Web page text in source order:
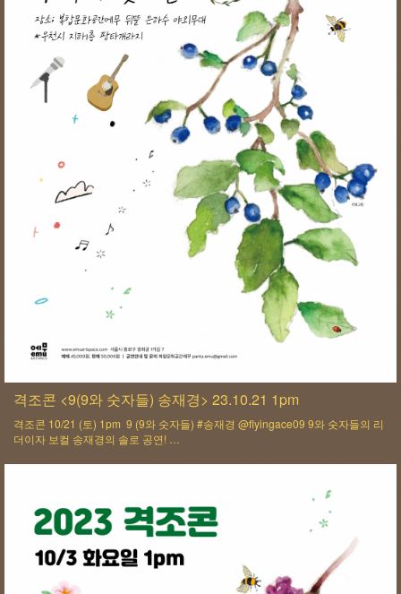
격조콘 <9(9와 숫자들) 송재경> 23.10.21 1pm
격조콘 10/21 (토) 1pm 9 (9와 숫자들) #송재경 @flyingace09 9와 숫자들의 리
더이자 보컬 송재경의 솔로 공연! …